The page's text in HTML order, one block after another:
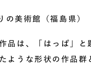
美術館（福島県）
品は、「はっぱ」と
ような形状の作品群